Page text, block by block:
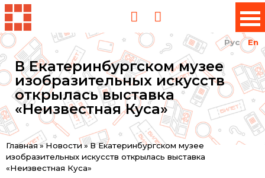
Рус En
В Екатеринбургском музее
изобразительных искусств
открылась выставка
«Неизвестная Куса»
You
are
Главная »Новости»В Екатеринбургском музее
изобразительных искусств открылась выставка
«Неизвестная Куса»